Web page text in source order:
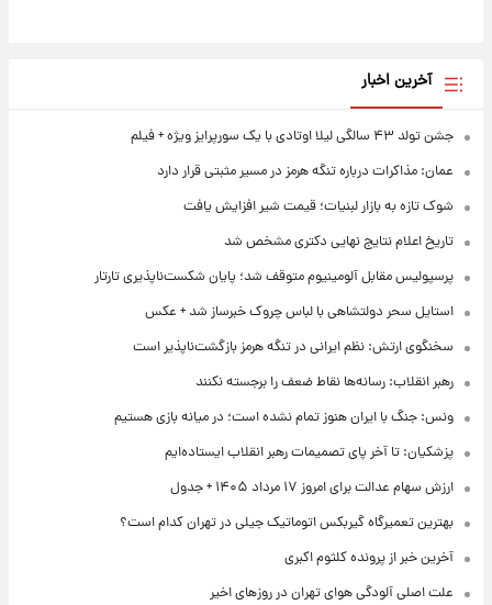
آخرین اخبار
جشن تولد ۴۳ سالگی لیلا اوتادی با یک سورپرایز ویژه + فیلم
عمان: مذاکرات درباره تنگه هرمز در مسیر مثبتی قرار دارد
شوک تازه به بازار لبنیات؛ قیمت شیر افزایش یافت
تاریخ اعلام نتایج نهایی دکتری مشخص شد
پرسپولیس مقابل آلومینیوم متوقف شد؛ پایان شکست‌ناپذیری تارتار
استایل سحر دولتشاهی با لباس چروک خبرساز شد + عکس
سخنگوی ارتش: نظم ایرانی در تنگه هرمز بازگشت‌ناپذیر است
رهبر انقلاب: رسانه‌ها نقاط ضعف را برجسته نکنند
ونس: جنگ با ایران هنوز تمام نشده است؛ در میانه بازی هستیم
پزشکیان: تا آخر پای تصمیمات رهبر انقلاب ایستاده‌ایم
ارزش سهام عدالت برای امروز ۱۷ مرداد ۱۴۰۵ + جدول
بهترین تعمیرگاه گیربکس اتوماتیک جیلی در تهران کدام است؟
آخرین خبر از پرونده کلثوم اکبری
علت اصلی آلودگی هوای تهران در روزهای اخیر